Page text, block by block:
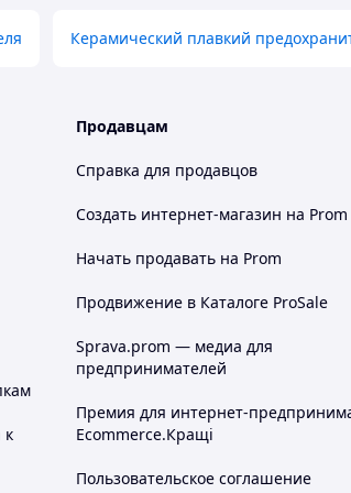
(W):
Керамический плавкий
к
Продавцам
Справка для продавцов
Создать интернет-магазин на Prom
Начать продавать на Prom
Продвижение в Каталоге ProSale
Sprava.prom — медиа для
предпринимателей
Премия для интернет-
Ecommerce.Кращі
Пользовательское соглашение